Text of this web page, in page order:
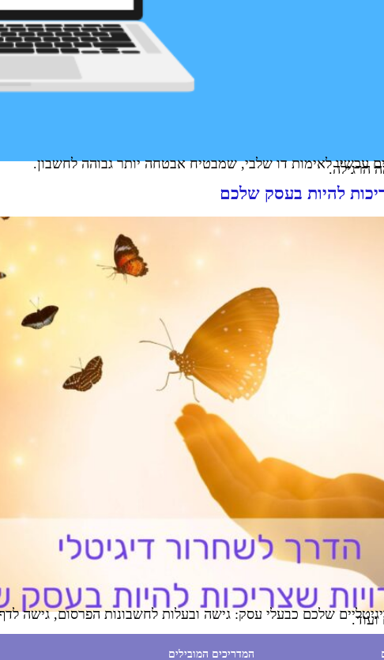
עכשיו לאימות דו שלבי, שמבטיח אבטחה יותר גבוהה לחשבון.
הרגילה.
להיות בעסק שלכם
שלכם כבעלי עסק: גישה ובעלות לחשבונות הפרסום, גישה
המדריכים המובילים